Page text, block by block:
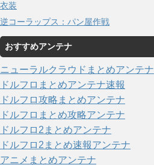
衣装
逆コーラップス：パン屋作戦
おすすめアンテナ
ニューラルクラウドまとめアンテナ
ドルフロまとめアンテナ速報
ドルフロ攻略まとめアンテナ
ドルフロまとめ攻略アンテナ
ドルフロ2まとめアンテナ
ドルフロ2まとめ速報アンテナ
アニメまとめアンテナ